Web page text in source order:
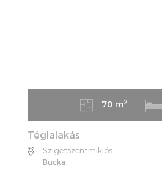
70 m2
Téglalakás
Szigetszentmiklós
Bucka